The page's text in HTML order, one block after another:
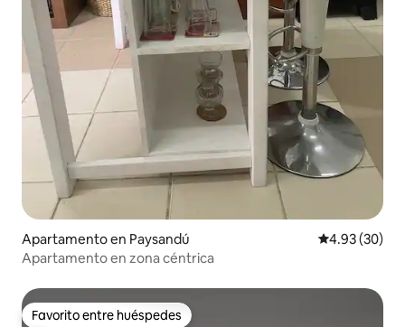
Apartamento en Paysandú Calificación
4.93 (30)
Apartamento en zona céntrica
Favorito entre huéspedes
Favorito entre huéspedes